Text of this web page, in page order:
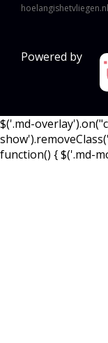
hoelangishetvliegen.nl
Powered by
$('.md-
function() { $('.md-